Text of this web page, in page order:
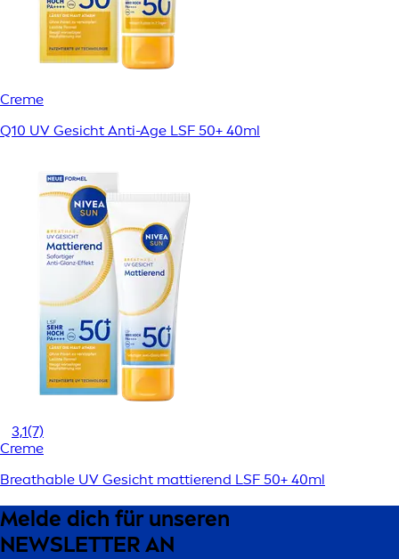
Creme
Q10 UV Gesicht Anti-Age LSF 50+ 40ml
3,1(7)
Creme
Breathable UV Gesicht mattierend LSF 50+ 40ml
Melde dich für unseren
NEWSLETTER AN